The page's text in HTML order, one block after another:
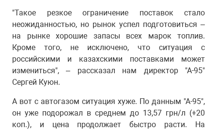
"Такое резкое ограничение поставок стало
неожиданностью, но рынок успел подготовиться –
на рынке хорошие запасы всех марок топлив.
Кроме того, не исключено, что ситуация с
российскими и казахскими поставками может
измениться", – рассказал нам директор "А-95"
Сергей Куюн.
А вот с автогазом ситуация хуже. По данным "А-95",
он уже подорожал в среднем до 13,57 грн/л (+20
коп.), и цена продолжает быстро расти. На